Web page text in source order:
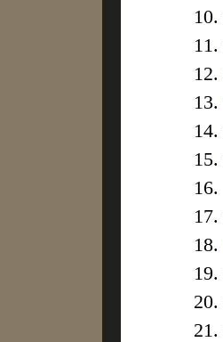
10.
11.
12.
13.
14.
15.
16.
17.
18.
19.
20.
21.